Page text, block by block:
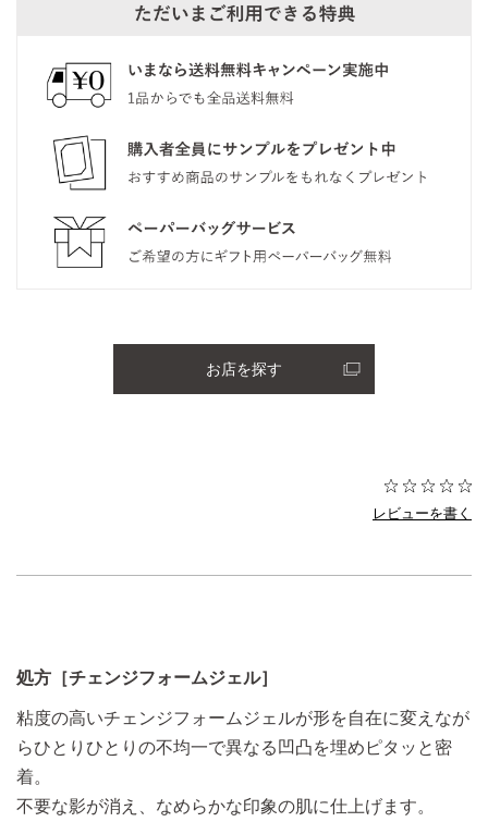
お店を探す
レビューを書く
処方［チェンジフォームジェル］
粘度の高いチェンジフォームジェルが形を自在に変えなが
らひとりひとりの不均一で異なる凹凸を埋めピタッと密
着。
不要な影が消え、なめらかな印象の肌に仕上げます。